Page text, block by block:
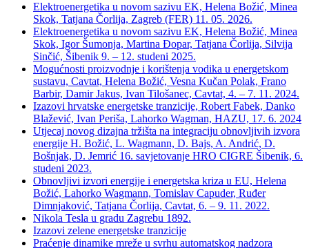
Elektroenergetika u novom sazivu EK, Helena Božić, Minea
Skok, Tatjana Čorlija, Zagreb (FER) 11. 05. 2026.
Elektroenergetika u novom sazivu EK, Helena Božić, Minea
Skok, Igor Šumonja, Martina Đopar, Tatjana Čorlija, Silvija
Sinčić, Šibenik 9. – 12. studeni 2025.
Mogućnosti proizvodnje i korištenja vodika u energetskom
sustavu, Cavtat, Helena Božić, Vesna Kučan Polak, Frano
Barbir, Damir Jakus, Ivan Tilošanec, Cavtat, 4. – 7. 11. 2024.
Izazovi hrvatske energetske tranzicije, Robert Fabek, Danko
Blažević, Ivan Periša, Lahorko Wagman, HAZU, 17. 6. 2024
Utjecaj novog dizajna tržišta na integraciju obnovljivih izvora
energije H. Božić, L. Wagmann, D. Bajs, A. Andrić, D.
Bošnjak, D. Jemrić 16. savjetovanje HRO CIGRE Šibenik, 6.
studeni 2023.
Obnovljivi izvori energije i energetska kriza u EU, Helena
Božić, Lahorko Wagmann, Tomislav Capuder, Ruđer
Dimnjaković, Tatjana Čorlija, Cavtat, 6. – 9. 11. 2022.
Nikola Tesla u gradu Zagrebu 1892.
Izazovi zelene energetske tranzicije
Praćenje dinamike mreže u svrhu automatskog nadzora